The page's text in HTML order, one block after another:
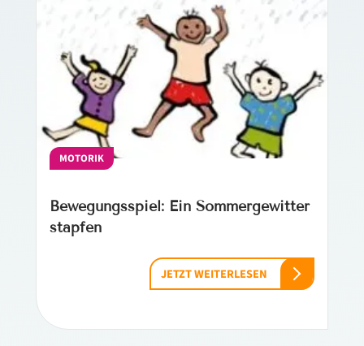
MOTORIK
Bewegungsspiel: Ein Sommergewitter
stapfen
JETZT WEITERLESEN